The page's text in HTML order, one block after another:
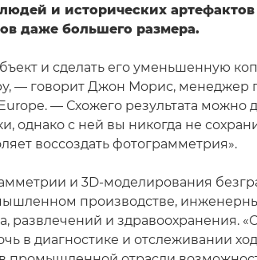
и исторических
даже большего размера.
и сделать его уменьшенную
— говорит Джон Морис, менеджер
— Схожего результата можно
с ней вы никогда не
воссоздать фотограмметрия».
и 3D-моделирования
производстве,
развлечений и здравоохранения.
в диагностике и отслеживании